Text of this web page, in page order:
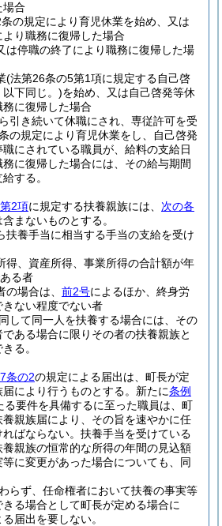
場合
の規定により育児休業を始め、又は
り職務に復帰した場合
は停職の終了により職務に復帰した場
(法第26条の5第1項に規定する自己啓
下同じ。)を始め、又は自己啓発等休
に復帰した場合
引き続いて休職にされ、専従許可を受
の規定により育児休業をし、自己啓発
にされている職員が、給料の支給日
に復帰した場合には、その給与期間
する。
2項に規定する扶養親族には、 次の各
まないものとする。
扶養手当に相当する手当の支給を受け
得、資産所得、事業所得の合計額が年
る者
場合は、 前2号によるほか、終身労
ない程度でない者
して同一人を扶養する場合には、その
ある場合に限りその者の扶養親族と
る。
条の2の規定による届出は、町長が定
により行うものとする。 新たに条例
る要件を具備するに至った職員は、町
親族届により、その旨を速やかに任
ばならない。 扶養手当を受けている
親族の恒常的な所得の年間の見込額
に変更があった場合についても、同
らず、任命権者において扶養の事実等
る場合として町長が定める場合に
届出を要しない。